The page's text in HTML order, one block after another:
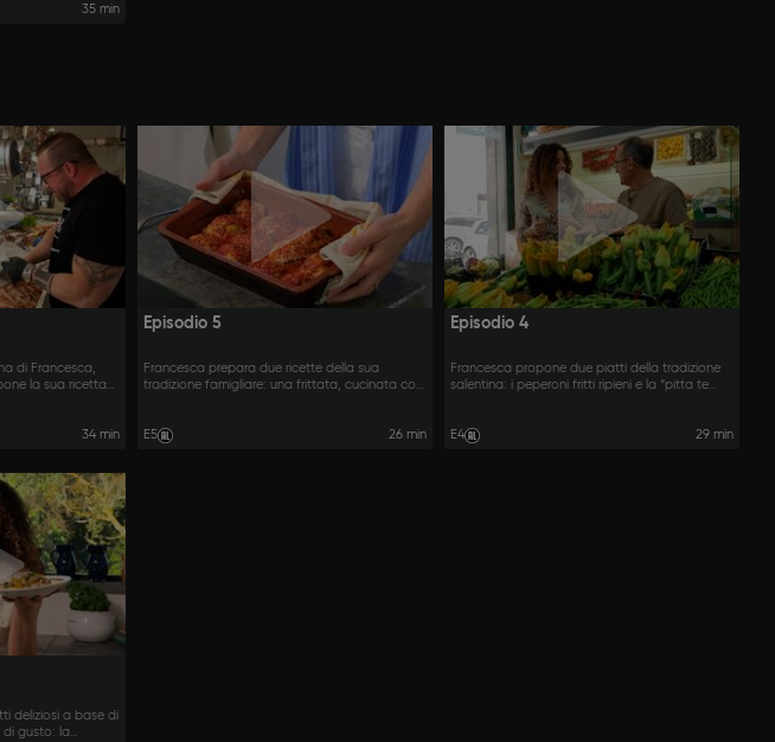
35 min
di Francesca,
la sua ricetta
34 min
Episodio 5
Francesca prepara due ricette della sua
tradizione famigliare: una frittata, cucinata con
E5 26 min
Episodio 4
Francesca propone due piatti della tradizione
salentina: i peperoni fritti ripieni e la “pitta te
E4 29 min
deliziosi a base di
di gusto: la